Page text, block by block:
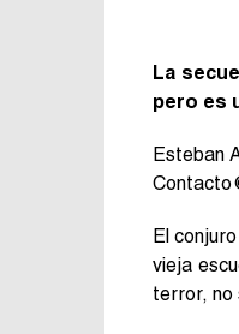
La
pero es
Esteban
El
vieja
terror, no